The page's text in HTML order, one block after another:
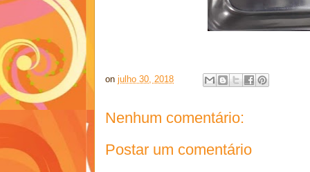
on julho 30, 2018
Nenhum comentário:
Postar um comentário